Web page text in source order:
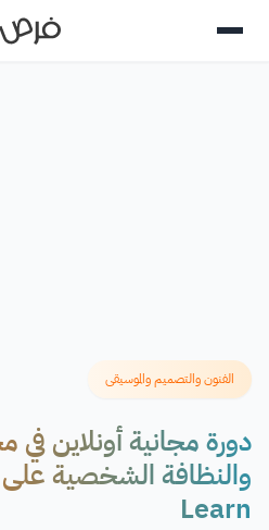
الفنون والتصميم والموسيقى
دورة مجانية أونلاين في
Learn